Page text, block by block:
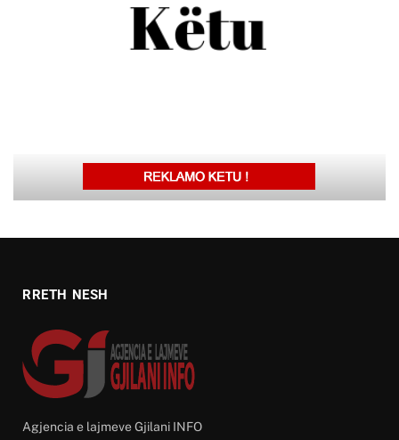
RRETH NESH
Agjencia e lajmeve Gjilani INFO